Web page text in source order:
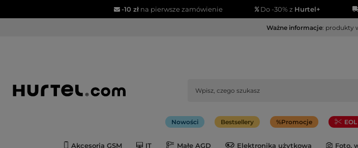
-10 złna pierwsze zamówienie Do -30% z Hurtel+
Ważne informacje: produkty
Nowości Bestsellery Promocje EOL
Akcesoria GSM IT Małe AGD Elektronika użytkowa Foto,